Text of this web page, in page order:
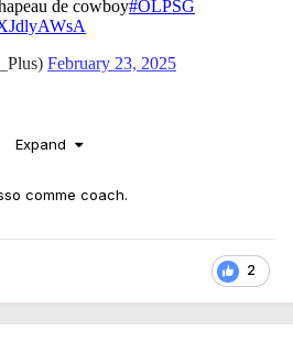
Expand
comme coach.
2